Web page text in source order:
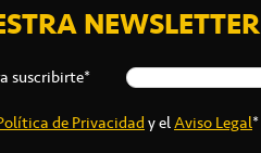
NEWSLETTER
suscribirte*
de Privacidady elAviso Legal*